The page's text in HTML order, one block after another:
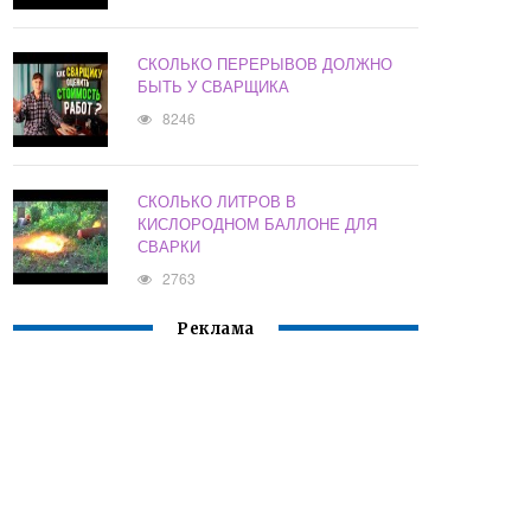
СКОЛЬКО ПЕРЕРЫВОВ ДОЛЖНО
БЫТЬ У СВАРЩИКА
8246
СКОЛЬКО ЛИТРОВ В
КИСЛОРОДНОМ БАЛЛОНЕ ДЛЯ
СВАРКИ
2763
Реклама